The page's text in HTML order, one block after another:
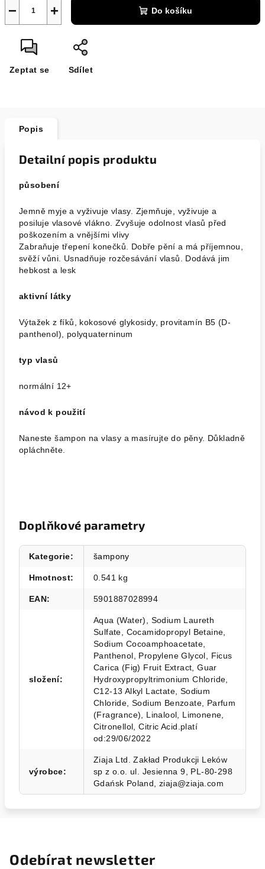
+
− Do košíku
Zeptat se Sdílet
Popis
Detailní popis produktu
působení
Jemně myje a vyživuje vlasy. Zjemňuje, vyživuje a
posiluje vlasové vlákno. Zvyšuje odolnost vlasů před
poškozením a vnějšími vlivy
Zabraňuje třepení konečků. Dobře pění a má příjemnou,
svěží vůni. Usnadňuje rozčesávání vlasů. Dodává jim
hebkost a lesk
aktivní látky
Výtažek z fíků, kokosové glykosidy, provitamín B5 (D-
panthenol), polyquaterninum
typ vlasů
normální 12+
návod k použití
Naneste šampon na vlasy a masírujte do pěny. Důkladně
opláchněte.
Doplňkové parametry
Kategorie: šampony
Hmotnost: 0.541 kg
EAN: 5901887028994
složení:
Aqua (Water), Sodium Laureth
Sulfate, Cocamidopropyl Betaine,
Sodium Cocoamphoacetate,
Panthenol, Propylene Glycol, Ficus
Carica (Fig) Fruit Extract, Guar
Hydroxypropyltrimonium Chloride,
C12-13 Alkyl Lactate, Sodium
Chloride, Sodium Benzoate, Parfum
(Fragrance), Linalool, Limonene,
Citronellol, Citric Acid.platí
od:29/06/2022
výrobce:
Ziaja Ltd. Zakład Produkcji Leków
sp z o.o. ul. Jesienna 9, PL-80-298
Gdańsk Poland, ziaja@ziaja.com
Odebírat newsletter